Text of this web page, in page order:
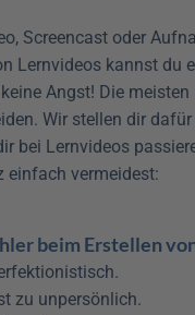
Screencast oder
Lernvideos kannst du
Angst! Die
Wir stellen dir
bei Lernvideos
einfach vermeidest:
beim Erstellen
zu unpersönlich.